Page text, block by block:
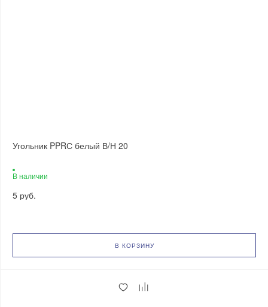
Угольник PPRС белый В/Н 20
В наличии
5 руб.
В КОРЗИНУ